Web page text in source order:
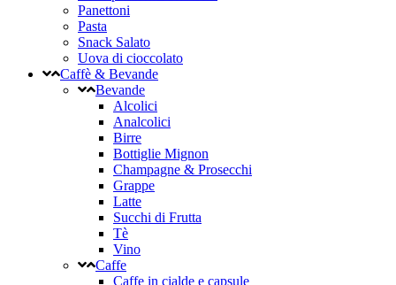
Panettoni
Pasta
Snack Salato
Uova di cioccolato
Caffè & Bevande
Bevande
Alcolici
Analcolici
Birre
Bottiglie Mignon
Champagne & Prosecchi
Grappe
Latte
Succhi di Frutta
Tè
Vino
Caffe
Caffe in cialde e capsule